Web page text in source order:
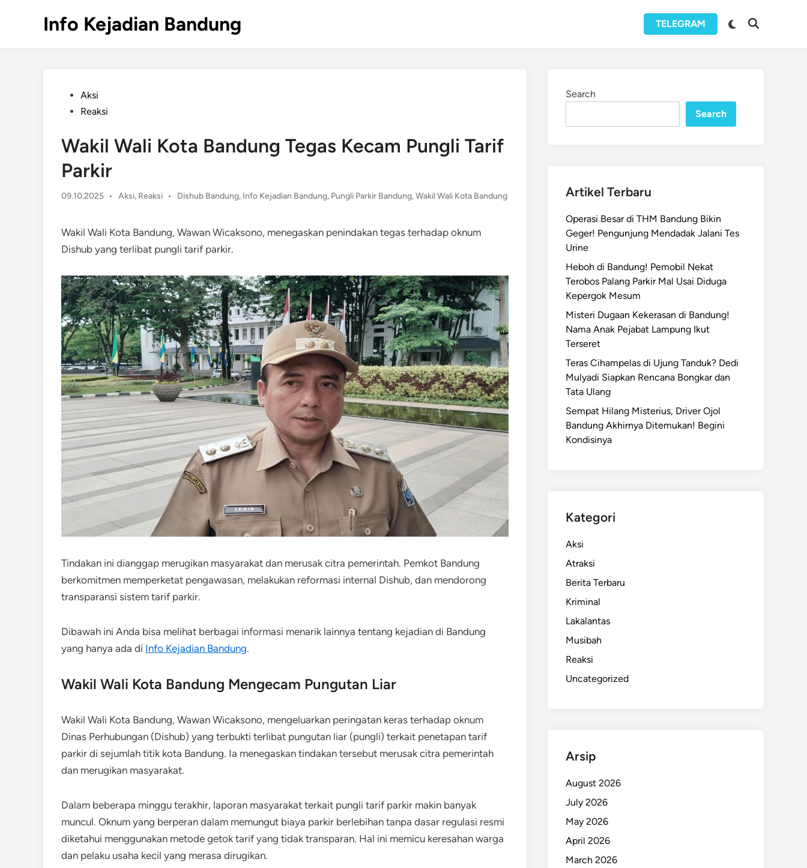
Info Kejadian Bandung TELEGRAM
Switch
Open
PostedAksi
Reaksi
Wakil Wali Kota Bandung Tegas Kecam Pungli Tarif
Parkir
09.10.2025 •
Posted
Aksi, Reaksi • Dishub Bandung, Info Kejadian Bandung, Pungli Parkir Bandung,Wakil Wali Kota Bandung
Wakil Wali Kota Bandung, Wawan Wicaksono, menegaskan penindakan tegas terhadap oknum
Dishub yang terlibat pungli tarif parkir.
Tindakan ini dianggap merugikan masyarakat dan merusak citra pemerintah. Pemkot Bandung
berkomitmen memperketat pengawasan, melakukan reformasi internal Dishub, dan mendorong
transparansi sistem tarif parkir.
Dibawah ini Anda bisa melihat berbagai informasi menarik lainnya tentang kejadian di Bandung
yang hanya ada di Info Kejadian Bandung.
Wakil Wali Kota Bandung Mengecam Pungutan Liar
Wakil Wali Kota Bandung, Wawan Wicaksono, mengeluarkan peringatan keras terhadap oknum
Dinas Perhubungan (Dishub) yang terbukti terlibat pungutan liar (pungli) terkait penetapan tarif
parkir di sejumlah titik kota Bandung. Ia menegaskan tindakan tersebut merusak citra pemerintah
dan merugikan masyarakat.
Dalam beberapa minggu terakhir, laporan masyarakat terkait pungli tarif parkir makin banyak
muncul. Oknum yang berperan dalam memungut biaya parkir berlebihan tanpa dasar regulasi resmi
diketahui menggunakan metode getok tarif yang tidak transparan. Hal ini memicu keresahan warga
dan pelaku usaha kecil yang merasa dirugikan.
Search
Search
Artikel Terbaru
Operasi Besar di THM Bandung Bikin
Geger! Pengunjung Mendadak Jalani Tes
Urine
Heboh di Bandung! Pemobil Nekat
Terobos Palang Parkir Mal Usai Diduga
Kepergok Mesum
Misteri Dugaan Kekerasan di Bandung!
Nama Anak Pejabat Lampung Ikut
Terseret
Teras Cihampelas di Ujung Tanduk? Dedi
Mulyadi Siapkan Rencana Bongkar dan
Tata Ulang
Sempat Hilang Misterius, Driver Ojol
Bandung Akhirnya Ditemukan! Begini
Kondisinya
Kategori
Aksi
Atraksi
Berita Terbaru
Kriminal
Lakalantas
Musibah
Reaksi
Uncategorized
Arsip
August 2026
July 2026
May 2026
April 2026
March 2026